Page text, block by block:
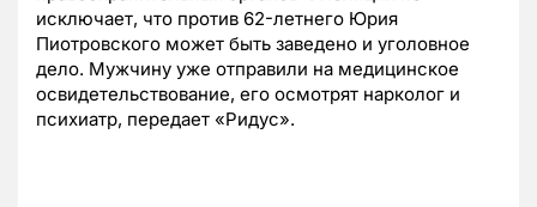
исключает, что против 62-летнего Юрия
Пиотровского может быть заведено и уголовное
дело. Мужчину уже отправили на медицинское
освидетельствование, его осмотрят нарколог и
психиатр, передает «Ридус».